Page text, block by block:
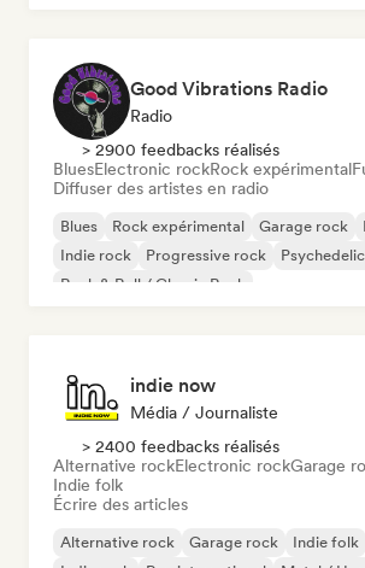
Good Vibrations Radio
Radio
> 2900 feedbacks réalisés
BluesElectronic rockRock expérimental
Diffuser des artistes en radio
Blues Rock expérimental Garage rock
Indie rock
Progressive rock
Rock & Roll / Classic Rock
indie now
Média / Journaliste
> 2400 feedbacks réalisés
Alternative rockElectronic rockGarage
Indie folk
Écrire des articles
Alternative rock Garage rock Indie folk